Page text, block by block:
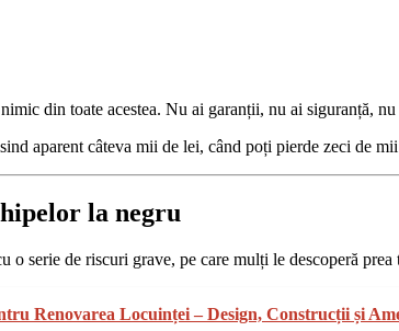
din toate acestea. Nu ai garanții, nu ai siguranță,
aparent câteva mii de lei, când poți pierde zeci de
la negru
o serie de riscuri grave, pe care mulți le descoperă prea
Renovarea Locuinței – Design, Construcții și